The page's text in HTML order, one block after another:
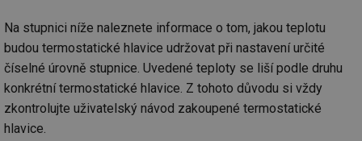
Na stupnici níže naleznete informace o tom, jakou teplotu
budou termostatické hlavice udržovat při nastavení určité
číselné úrovně stupnice. Uvedené teploty se liší podle druhu
konkrétní termostatické hlavice. Z tohoto důvodu si vždy
zkontrolujte uživatelský návod zakoupené termostatické
hlavice.